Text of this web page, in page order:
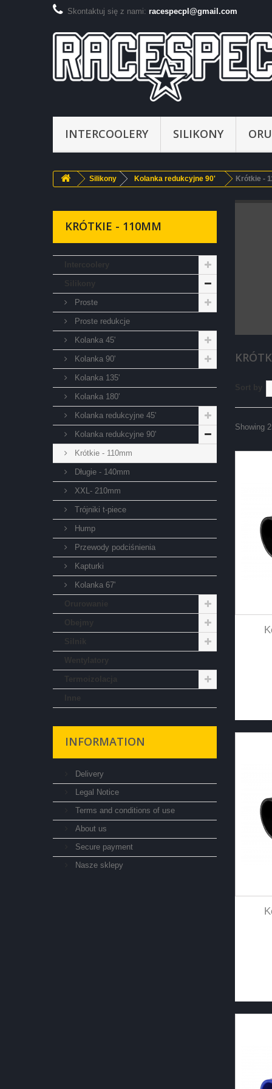
Skontaktuj się z nami: racespecpl@gmail.com
INTERCOOLERY SILIKONY
Silikony Kolanka redukcyjne 90' Krótkie -
KRÓTKIE - 110MM
Proste
Proste redukcje
Kolanka 45'
Kolanka 90'
Kolanka 135'
Kolanka 180'
Kolanka redukcyjne 45'
Kolanka redukcyjne 90'
Krótkie - 110mm
Długie - 140mm
XXL- 210mm
Trójniki t-piece
Hump
Przewody podciśnienia
Kapturki
Kolanka 67'
INFORMATION
Delivery
Legal Notice
Terms and conditions of use
About us
Secure payment
Nasze sklepy
Showing